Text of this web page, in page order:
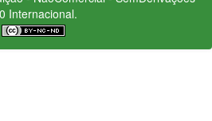
Internacional.